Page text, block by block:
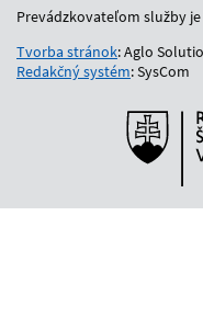
Prevádzkovateľom služby
Tvorba stránok: Aglo
Redakčný systém: SysCom